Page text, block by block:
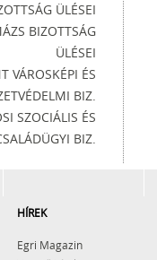
ÜLÉSEI
BIZOTTSÁG
ÜLÉSEI
VÁROSKÉPI ÉS
BIZ.
SZOCIÁLIS ÉS
BIZ.
HÍREK
Egri Magazin